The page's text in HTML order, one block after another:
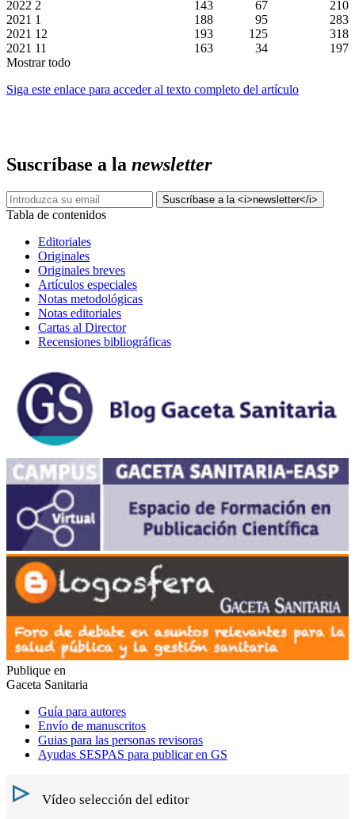
2022 2 143 67
210
2021 1 188 95
283
2021 12 193 125
318
2021 11 163 34
197
Mostrar todo
Siga este enlace para acceder al texto completo del artículo
Suscríbase a la newsletter
Tabla de contenidos
Editoriales
Originales
Originales breves
Artículos especiales
Notas metodológicas
Notas editoriales
Cartas al Director
Recensiones bibliográficas
Publique en
Gaceta Sanitaria
Guía para autores
Envío de manuscritos
Guias para las personas revisoras
Ayudas SESPAS para publicar en GS
Vídeo selección del editor